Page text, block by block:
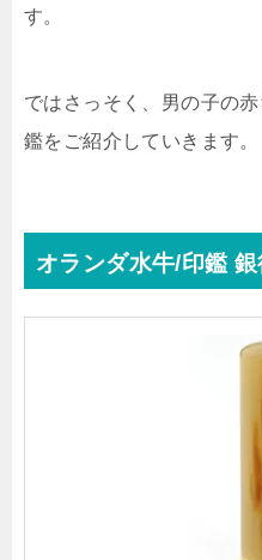
す。
ではさっそく、男の子の
鑑をご紹介していきます。
オランダ水牛/印鑑